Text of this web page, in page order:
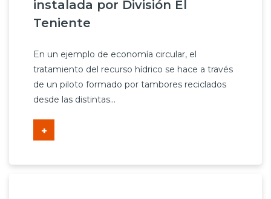
instalada por División El
Teniente
En un ejemplo de economía circular, el
tratamiento del recurso hídrico se hace a través
de un piloto formado por tambores reciclados
desde las distintas...
+